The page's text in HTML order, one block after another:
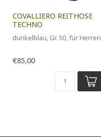
COVALLIERO REITHOSE
TECHNO
dunkelblau, Gr. 50, für Herren
€85,00